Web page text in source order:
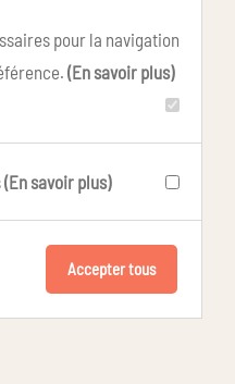
pour la navigation
(En savoir plus)
(En savoir plus)
Accepter tous